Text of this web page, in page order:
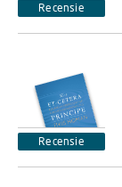
Recensie
Recensie